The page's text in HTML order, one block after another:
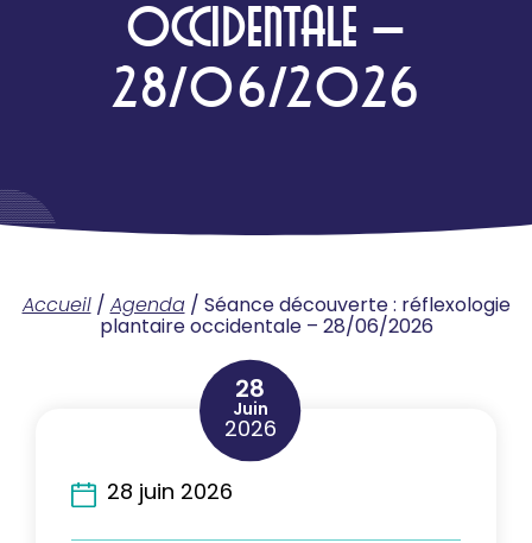
OCCIDENTALE –
28/06/2026
Accueil/ Agenda/ Séance découverte : réflexologie
plantaire occidentale – 28/06/2026
28
Juin
2026
28 juin 2026